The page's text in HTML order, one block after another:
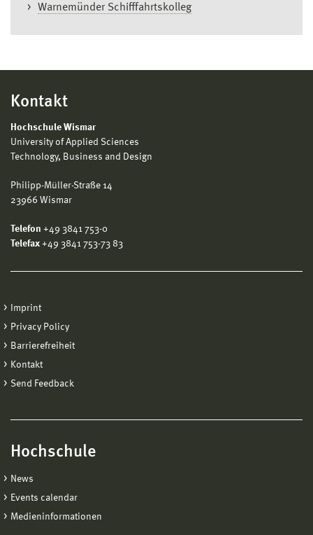
Warnemünder Schifffahrtskolleg
Kontakt
Hochschule Wismar
University of Applied Sciences
Technology, Business and Design
Philipp-Müller-Straße 14
23966 Wismar
Telefon +49 3841 753-0
Telefax +49 3841 753-73 83
Imprint
Privacy Policy
Barrierefreiheit
Kontakt
Send Feedback
Hochschule
News
Events calendar
Medieninformationen